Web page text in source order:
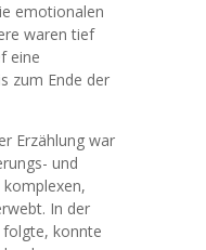
emotionalen
waren tief
eine
zum Ende der
Erzählung war
und
In der
konnte